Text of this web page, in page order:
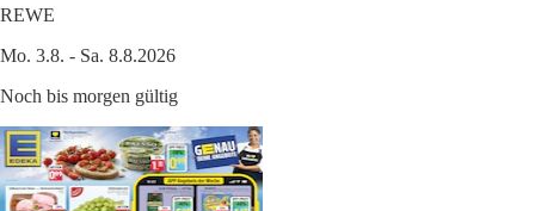
REWE
Mo. 3.8. - Sa. 8.8.2026
Noch bis morgen gültig